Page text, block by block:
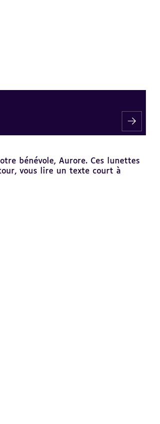
bénévole, Aurore. Ces lunettes
vous lire un texte court à